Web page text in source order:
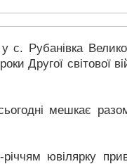
Рубанівка
Другої
мешкає
ювілярку